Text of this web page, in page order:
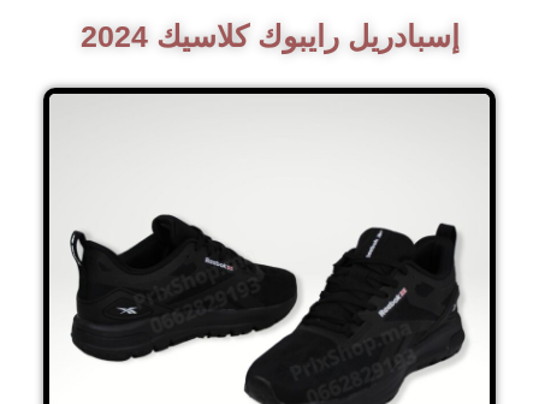
إسبادريل رايبوك كلاسيك 2024